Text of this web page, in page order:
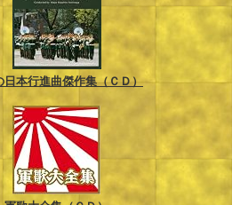
日本行進曲傑作集（ＣＤ）